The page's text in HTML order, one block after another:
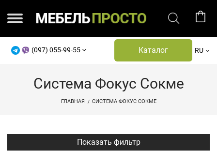
(097) 055-99-55 Каталог RU
Система Фокус Сокме
ГЛАВНАЯ СИСТЕМА ФОКУС СОКМЕ
Показать фильтр